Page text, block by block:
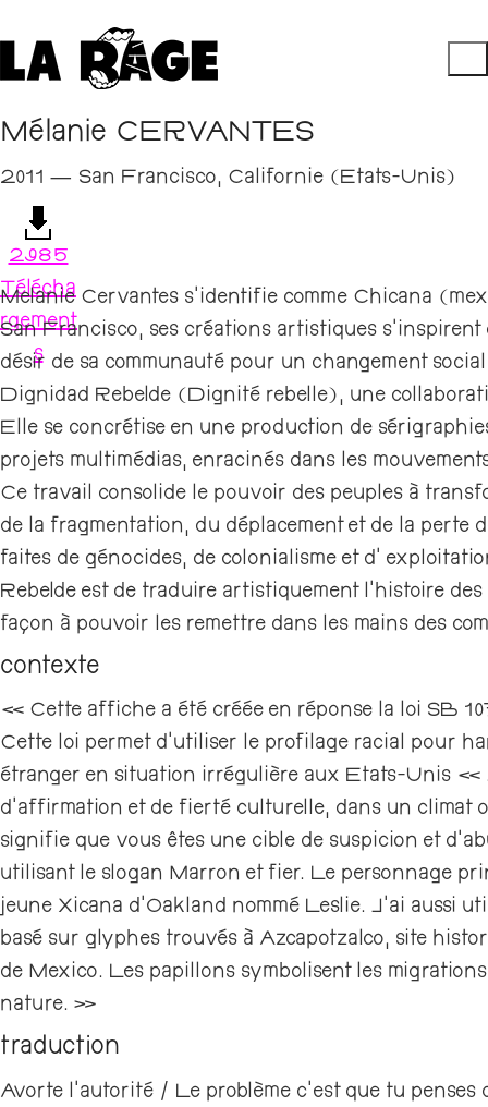
Mélanie CERVANTES
2011 — San Francisco, Californie (Etats-Unis)
2985
Télécha
rgement
s
Melanie Cervantes s’identifie comme Chicana
San Francisco, ses créations artistiques
désir de sa communauté pour un changement
Dignidad Rebelde (Dignité rebelle), une
Elle se concrétise en une production de
projets multimédias, enracinés dans les
Ce travail consolide le pouvoir des peuples à
de la fragmentation, du déplacement et de la perte
faites de génocides, de colonialisme et d’
Rebelde est de traduire artistiquement l’histoire
façon à pouvoir les remettre dans les mains des
contexte
« Cette affiche a été créée en réponse la loi SB
Cette loi permet d’utiliser le profilage racial pour
étranger en situation irrégulière aux Etats-Unis «
d’affirmation et de fierté culturelle, dans un climat
signifie que vous êtes une cible de suspicion et
utilisant le slogan Marron et fier. Le personnage
jeune Xicana d’Oakland nommé Leslie. J’ai aussi
basé sur glyphes trouvés à Azcapotzalco, site
de Mexico. Les papillons symbolisent les
nature. »
traduction
Avorte l’autorité / Le problème c’est que tu penses